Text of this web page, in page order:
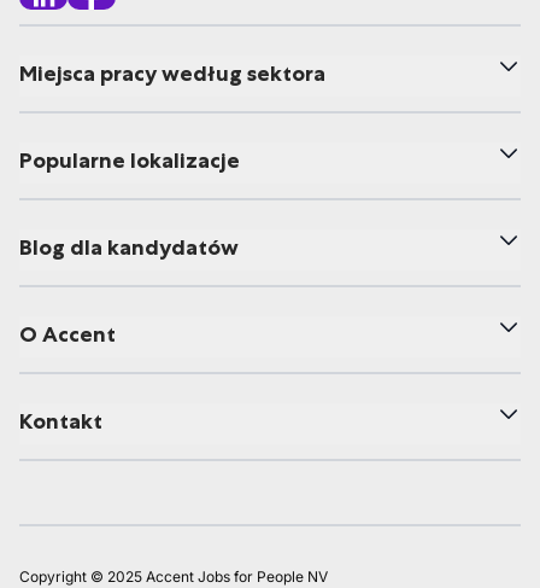
Miejsca pracy według sektora
Popularne lokalizacje
Blog dla kandydatów
O Accent
Kontakt
Copyright © 2025 Accent Jobs for People NV